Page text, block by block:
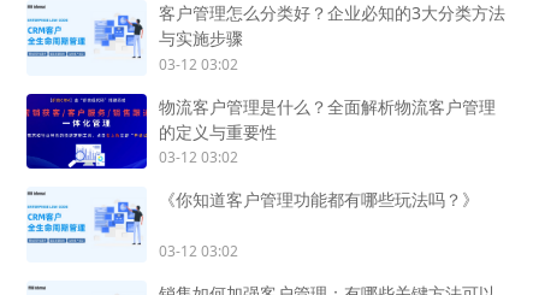
客户管理怎么分类好？企业必知的3大分类方法
与实施步骤
03-12 03:02
物流客户管理是什么？全面解析物流客户管理
的定义与重要性
03-12 03:02
《你知道客户管理功能都有哪些玩法吗？》
03-12 03:02